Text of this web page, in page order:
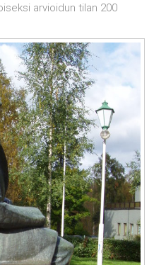
arvioidun tilan 200